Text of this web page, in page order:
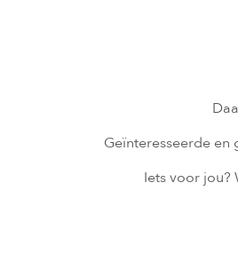
Geïnteresseerde
Iets voor jou?